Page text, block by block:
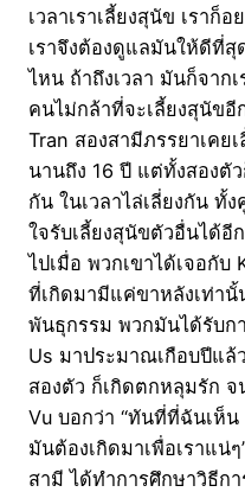
เวลาเราเลี้ยงสุนัข เราก็
เราจึงต้องดูแลมันให้ดีที่
ไหน ถ้าถึงเวลา มันก็จาก
คนไม่กล้าที่จะเลี้ยงสุนัขอี
Tran สองสามีภรรยาเค
นานถึง 16 ปี แต่ทั้งสองตั
กัน ในเวลาไล่เลี่ยงกัน ทั้
ใจรับเลี้ยงสุนัขตัวอื่นได้
ไปเมื่อ พวกเขาได้เจอกั
ที่เกิดมามีแค่ขาหลังเท่า
พันธุกรรม พวกมันได้รับก
Us มาประมาณเกือบปีแล้
สองตัว ก็เกิดตกหลุมรัก จ
Vu บอกว่า “ทันที่ที่ฉันเห็น
มันต้องเกิดมาเพื่อเราแ
สามี ได้ทำการศึกษาวิธีก